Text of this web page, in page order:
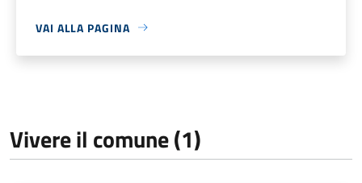
VAI ALLA PAGINA
Vivere il comune (1)